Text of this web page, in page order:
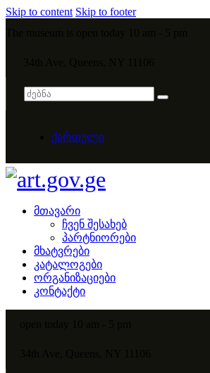
Skip to content Skip to footer
ქართული
მთავარი
ჩვენ შესახებ
პარტნიორები
მხატვრები
კატალოგები
ორგანიზაციები
კონტაქტი